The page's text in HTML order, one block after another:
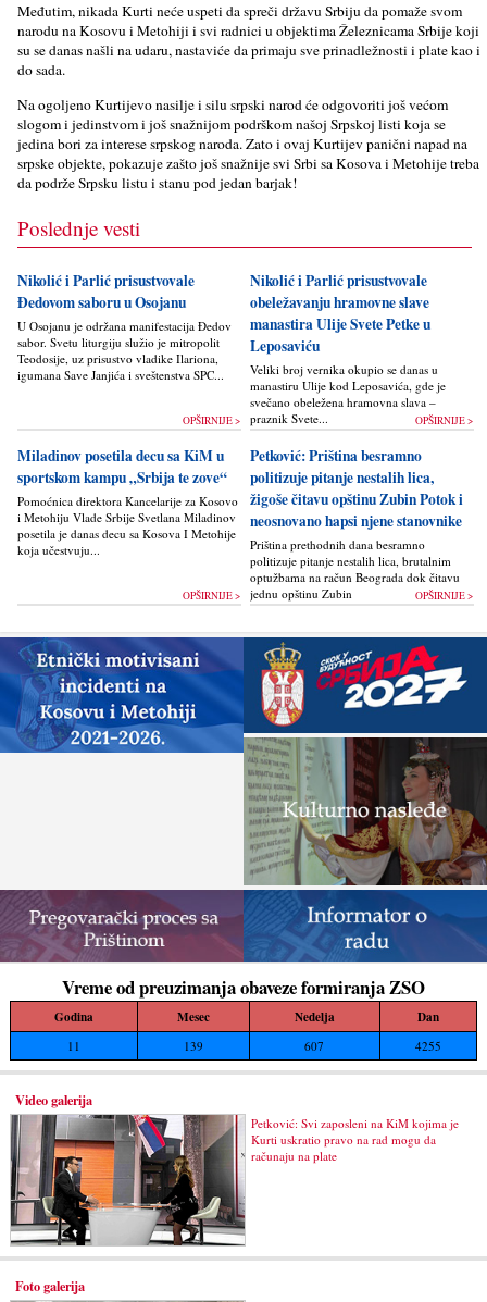
Međutim, nikada Kurti neće uspeti da spreči državu Srbiju da pomaže svom
narodu na Kosovu i Metohiji i svi radnici u objektima Železnicama Srbije koji
su se danas našli na udaru, nastaviće da primaju sve prinadležnosti i plate kao i
do sada.
Na ogolјeno Kurtijevo nasilјe i silu srpski narod će odgovoriti još većom
slogom i jedinstvom i još snažnijom podrškom našoj Srpskoj listi koja se
jedina bori za interese srpskog naroda. Zato i ovaj Kurtijev panični napad na
srpske objekte, pokazuje zašto još snažnije svi Srbi sa Kosova i Metohije treba
da podrže Srpsku listu i stanu pod jedan barjak!
Poslednje vesti
Nikolić i Parlić prisustvovale
Đedovom saboru u Osojanu
U Osojanu je održana manifestacija Đedov
sabor. Svetu liturgiju služio je mitropolit
Teodosije, uz prisustvo vladike Ilariona,
igumana Save Janjića i sveštenstva SPC...
OPŠIRNIJE >
Nikolić i Parlić prisustvovale
obeležavanju hramovne slave
manastira Ulije Svete Petke u
Leposaviću
Veliki broj vernika okupio se danas u
manastiru Ulije kod Leposavića, gde je
svečano obeležena hramovna slava –
praznik Svete...
OPŠIRNIJE >
Miladinov posetila decu sa KiM u
sportskom kampu „Srbija te zove“
Pomoćnica direktora Kancelarije za Kosovo
i Metohiju Vlade Srbije Svetlana Miladinov
posetila je danas decu sa Kosova I Metohije
koja učestvuju...
OPŠIRNIJE >
Petković: Priština besramno
politizuje pitanje nestalih lica,
žigoše čitavu opštinu Zubin Potok i
neosnovano hapsi njene stanovnike
Priština prethodnih dana besramno
politizuje pitanje nestalih lica, brutalnim
optužbama na račun Beograda dok čitavu
jednu opštinu Zubin Potok žigoše...OPŠIRNIJE >
Vreme od preuzimanja obaveze formiranja ZSO
Godina Mesec Nedelja Dan
11 139 607 4255
Video galerija
Petković: Svi zaposleni na KiM kojima je
Kurti uskratio pravo na rad mogu da
računaju na plate
Foto galerija